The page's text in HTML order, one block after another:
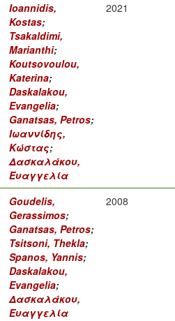
Ioannidis,
Kostas;
Tsakaldimi,
Marianthi;
Koutsovoulou,
Katerina;
Daskalakou,
Evangelia;
Ganatsas, Petros;
Ιωαννίδης,
Κώστας;
Δασκαλάκου,
Ευαγγελία
2021
Goudelis,
Gerassimos;
Ganatsas, Petros;
Tsitsoni, Thekla;
Spanos, Yannis;
Daskalakou,
Evangelia;
Δασκαλάκου,
Ευαγγελία
2008